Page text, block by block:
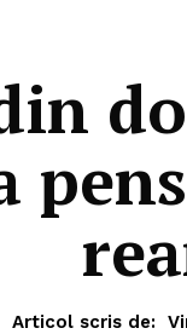
Articol scris de: